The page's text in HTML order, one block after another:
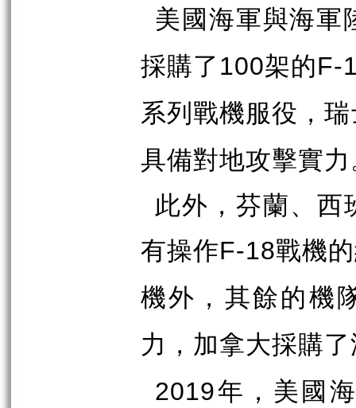
美國海軍與海軍
採購了 100架的F-
系列戰機服役，
具備對地攻擊實
此外，芬蘭、西
有操作F-18戰機
機外，其餘的機
力，加拿大採購
2019年，美國